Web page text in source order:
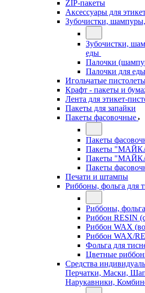
ZIP-пакеты
Аксессуары для
Зубочистки,
Зубочистки,
еды
Палочки
Палочки для
Игольчатые
Крафт - пакеты и
Лента для этикет-
Пакеты для запайки
Пакеты фасовочные
Пакеты
Пакеты
Пакеты
Пакеты
Печати и штампы
Риббоны, фольга для
Риббоны,
Риббон RESIN
Риббон WAX
Риббон WAX/
Фольга для
Цветные
Средства
Перчатки, Маски,
Нарукавники,